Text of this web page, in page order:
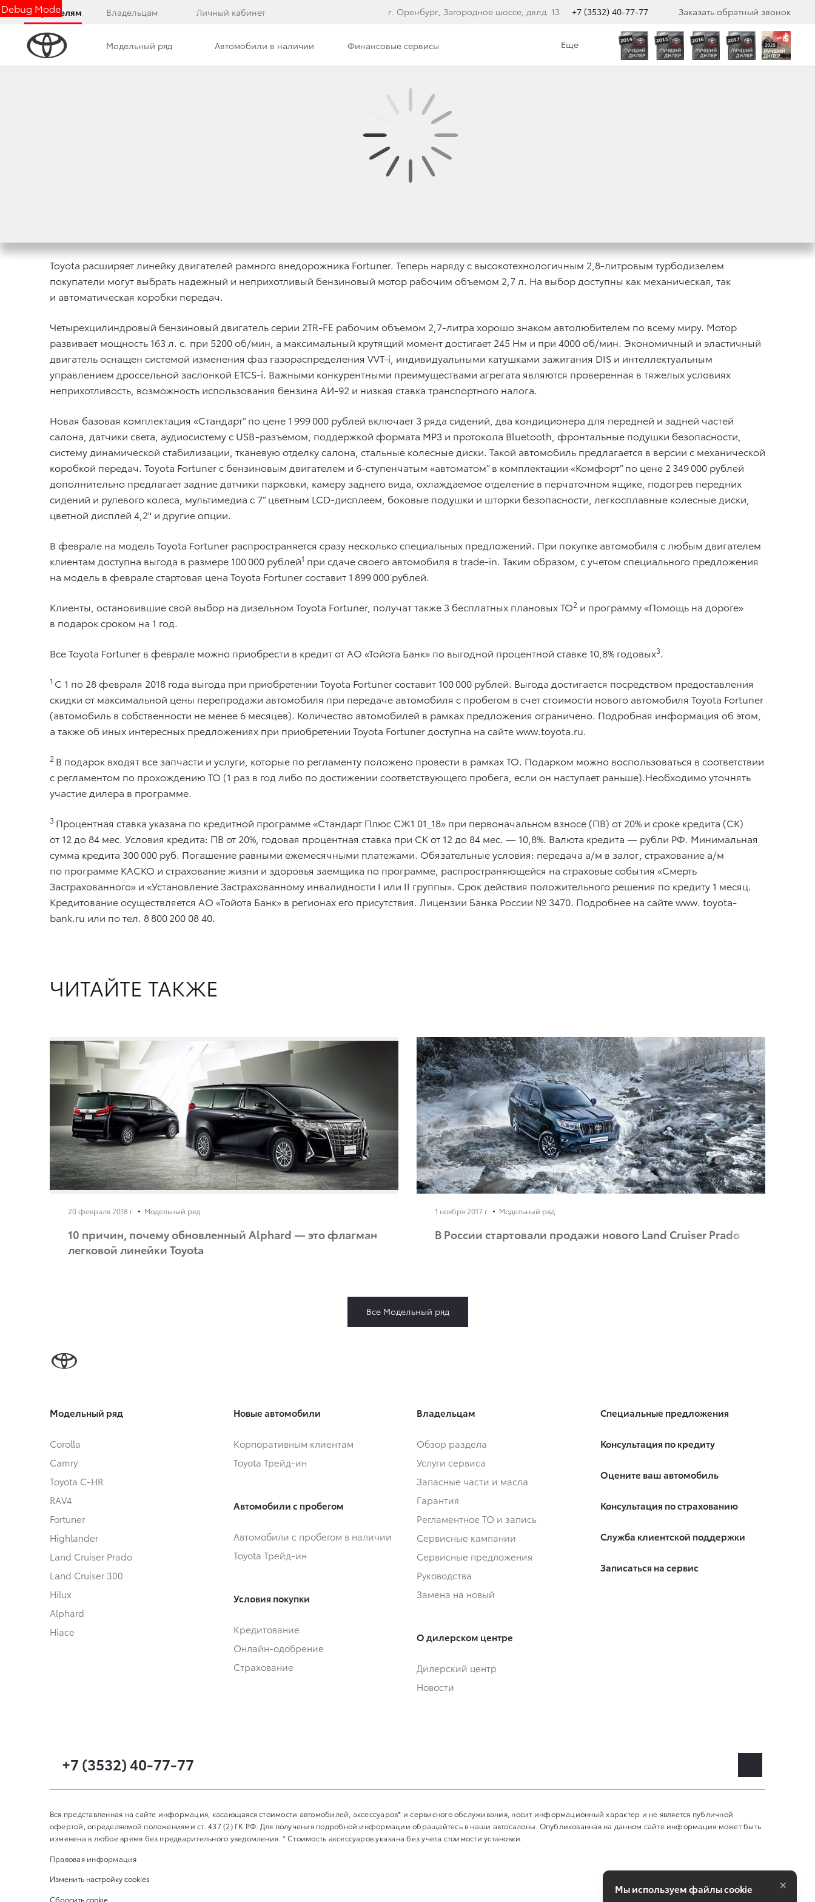
Debug Mode
Покупателям Владельцам Личный кабинет г. Оренбург, Загородное шоссе, двлд. 13 +7 (3532) 40-77-77 Заказать обратный звонок
Модельный ряд Автомобили в наличии Финансовые сервисы Еще
TOYOTA FORTUNER ТЕПЕРЬ ДОСТУПЕН С БЕНЗИНОВЫМ
ДВИГАТЕЛЕМ ПО ЦЕНЕ ОТ 1 999 000 РУБЛЕЙ
Toyota расширяет линейку двигателей рамного внедорожника Fortuner. Теперь наряду с высокотехнологичным 2,8-литровым турбодизелем
покупатели могут выбрать надежный и неприхотливый бензиновый мотор рабочим объемом 2,7 л. На выбор доступны как механическая, так
и автоматическая коробки передач.
Четырехцилиндровый бензиновый двигатель серии 2TR-FE рабочим объемом 2,7-литра хорошо знаком автолюбителем по всему миру. Мотор
развивает мощность 163 л. с. при 5200 об/мин, а максимальный крутящий момент достигает 245 Нм и при 4000 об/мин. Экономичный и эластичный
двигатель оснащен системой изменения фаз газораспределения VVT-i, индивидуальными катушками зажигания DIS и интеллектуальным
управлением дроссельной заслонкой ETCS-i. Важными конкурентными преимуществами агрегата являются проверенная в тяжелых условиях
неприхотливость, возможность использования бензина АИ-92 и низкая ставка транспортного налога.
Новая базовая комплектация «Стандарт” по цене 1 999 000 рублей включает 3 ряда сидений, два кондиционера для передней и задней частей
салона, датчики света, аудиосистему с USB-разъемом, поддержкой формата MP3 и протокола Bluetooth, фронтальные подушки безопасности,
систему динамической стабилизации, тканевую отделку салона, стальные колесные диски. Такой автомобиль предлагается в версии с механической
коробкой передач. Toyota Fortuner с бензиновым двигателем и 6-ступенчатым «автоматом” в комплектации «Комфорт” по цене 2 349 000 рублей
дополнительно предлагает задние датчики парковки, камеру заднего вида, охлаждаемое отделение в перчаточном ящике, подогрев передних
сидений и рулевого колеса, мультимедиа с 7” цветным LCD-дисплеем, боковые подушки и шторки безопасности, легкосплавные колесные диски,
цветной дисплей 4,2'' и другие опции.
В феврале на модель Toyota Fortuner распространяется сразу несколько специальных предложений. При покупке автомобиля с любым двигателем
клиентам доступна выгода в размере 100 000 рублей1 при сдаче своего автомобиля в trade-in. Таким образом, с учетом специального предложения
на модель в феврале стартовая цена Toyota Fortuner составит 1 899 000 рублей.
Клиенты, остановившие свой выбор на дизельном Toyota Fortuner, получат также 3 бесплатных плановых ТО2 и программу «Помощь на дороге»
в подарок сроком на 1 год.
Все Toyota Fortuner в феврале можно приобрести в кредит от АО «Тойота Банк» по выгодной процентной ставке 10,8% годовых3.
1 C 1 по 28 февраля 2018 года выгода при приобретении Toyota Fortuner составит 100 000 рублей. Выгода достигается посредством предоставления
скидки от максимальной цены перепродажи автомобиля при передаче автомобиля с пробегом в счет стоимости нового автомобиля Toyota Fortuner
(автомобиль в собственности не менее 6 месяцев). Количество автомобилей в рамках предложения ограничено. Подробная информация об этом,
а также об иных интересных предложениях при приобретении Toyota Fortuner доступна на сайте www.toyota.ru.
2 В подарок входят все запчасти и услуги, которые по регламенту положено провести в рамках ТО. Подарком можно воспользоваться в соответствии
с регламентом по прохождению ТО (1 раз в год либо по достижении соответствующего пробега, если он наступает раньше).Необходимо уточнять
участие дилера в программе.
3 Процентная ставка указана по кредитной программе «Стандарт Плюс СЖ1 01_18» при первоначальном взносе (ПВ) от 20% и сроке кредита (СК)
от 12 до 84 мес. Условия кредита: ПВ от 20%, годовая процентная ставка при СК от 12 до 84 мес. — 10,8%. Валюта кредита — рубли РФ. Минимальная
сумма кредита 300 000 руб. Погашение равными ежемесячными платежами. Обязательные условия: передача а/м в залог, страхование а/м
по программе КАСКО и страхование жизни и здоровья заемщика по программе, распространяющейся на страховые события «Смерть
Застрахованного» и «Установление Застрахованному инвалидности I или II группы». Срок действия положительного решения по кредиту 1 месяц.
Кредитование осуществляется АО «Тойота Банк» в регионах его присутствия. Лицензии Банка России № 3470. Подробнее на сайте www. toyota-
bank.ru или по тел. 8 800 200 08 40.
ЧИТАЙТЕ ТАКЖЕ
20 февраля 2018 г. Модельный ряд
10 причин, почему обновленный Alphard — это флагман
легковой линейки Toyota
1 ноября 2017 г. Модельный ряд
В России стартовали продажи нового Land Cruiser Prado
Все Модельный ряд
Модельный ряд
Corolla
Camry
Toyota C-HR
RAV4
Fortuner
Highlander
Land Cruiser Prado
Land Cruiser 300
Hilux
Alphard
Hiace
Новые автомобили
Корпоративным клиентам
Toyota Трейд-ин
Автомобили с пробегом
Автомобили с пробегом в наличии
Toyota Трейд-ин
Условия покупки
Кредитование
Онлайн-одобрение
Страхование
Владельцам
Обзор раздела
Услуги сервиса
Запасные части и масла
Гарантия
Регламентное ТО и запись
Сервисные кампании
Сервисные предложения
Руководства
Замена на новый
О дилерском центре
Дилерский центр
Новости
Специальные предложения
Консультация по кредиту
Оцените ваш автомобиль
Консультация по страхованию
Служба клиентской поддержки
Записаться на сервис
+7 (3532) 40-77-77
Вся представленная на сайте информация, касающаяся стоимости автомобилей, аксессуаров* и сервисного обслуживания, носит информационный характер и не является публичной
офертой, определяемой положениями ст. 437 (2) ГК РФ. Для получения подробной информации обращайтесь в наши автосалоны. Опубликованная на данном сайте информация может быть
изменена в любое время без предварительного уведомления. * Стоимость аксессуаров указана без учета стоимости установки.
Правовая информация
Изменить настройку cookies
Сбросить cookie
Мы используем файлы cookie ×